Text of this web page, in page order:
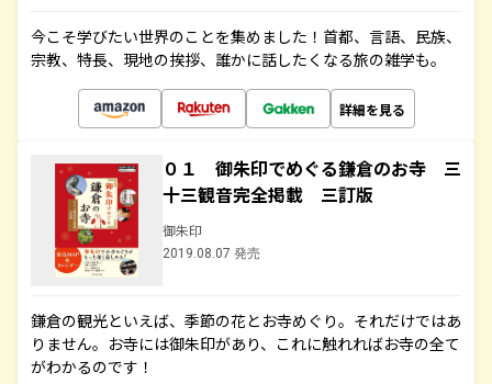
今こそ学びたい世界のことを集めました！首都、言語、民族、
宗教、特長、現地の挨拶、誰かに話したくなる旅の雑学も。
詳細を見る
０１ 御朱印でめぐる鎌倉のお寺 三
十三観音完全掲載 三訂版
御朱印
2019.08.07 発売
鎌倉の観光といえば、季節の花とお寺めぐり。それだけではあ
りません。お寺には御朱印があり、これに触れればお寺の全て
がわかるのです！